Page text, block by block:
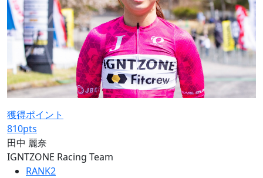
獲得ポイント
810pts
田中 麗奈
IGNTZONE Racing Team
RANK2